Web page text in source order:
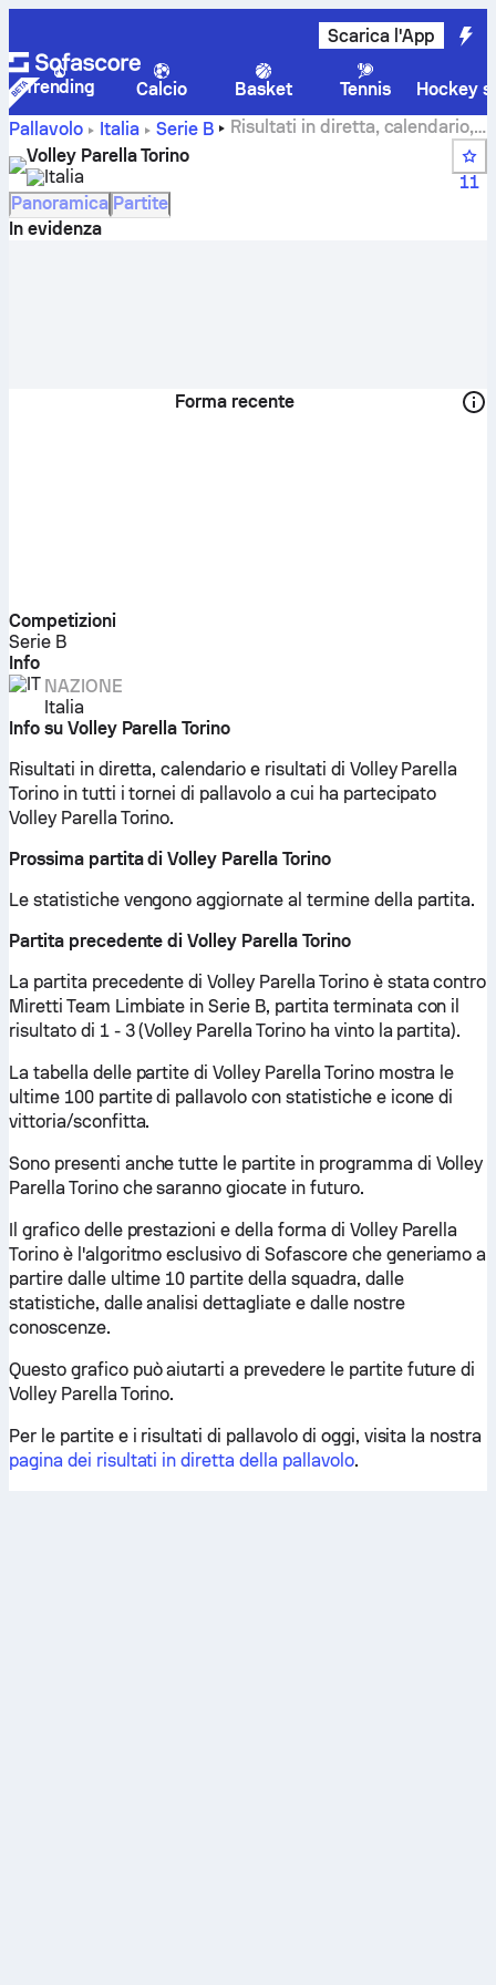
Scarica l'App
Trending Calcio Basket Tennis
Hockey
Pallavolo
Italia Serie B
Risultati in diretta, calendario,
partite e classifiche di Volley Parella Torino
Volley Parella Torino
Italia
11
Panoramica Partite
In evidenza
Forma recente
Competizioni
Serie B
Info
NAZIONE
Italia
Info su Volley Parella Torino
Risultati in diretta, calendario e risultati di Volley Parella
Torino in tutti i tornei di pallavolo a cui ha partecipato
Volley Parella Torino.
Prossima partita di Volley Parella Torino
Le statistiche vengono aggiornate al termine della partita.
Partita precedente di Volley Parella Torino
La partita precedente di Volley Parella Torino è stata contro
Miretti Team Limbiate in Serie B, partita terminata con il
risultato di 1 - 3 (Volley Parella Torino ha vinto la partita).
La tabella delle partite di Volley Parella Torino mostra le
ultime 100 partite di pallavolo con statistiche e icone di
vittoria/sconfitta.
Sono presenti anche tutte le partite in programma di Volley
Parella Torino che saranno giocate in futuro.
Il grafico delle prestazioni e della forma di Volley Parella
Torino è l'algoritmo esclusivo di Sofascore che generiamo a
partire dalle ultime 10 partite della squadra, dalle
statistiche, dalle analisi dettagliate e dalle nostre
conoscenze.
Questo grafico può aiutarti a prevedere le partite future di
Volley Parella Torino.
Per le partite e i risultati di pallavolo di oggi, visita la nostra
pagina dei risultati in diretta della pallavolo.